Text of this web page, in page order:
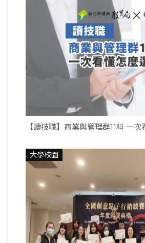
【讀技職】商業與管理群11科 一
大學校園